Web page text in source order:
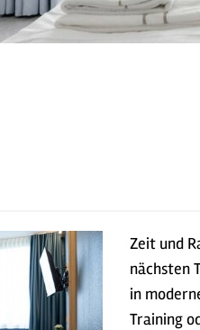
Zeit und
nächsten
in
Training